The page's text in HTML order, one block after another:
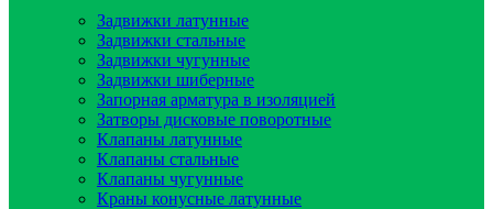
Задвижки латунные
Задвижки стальные
Задвижки чугунные
Задвижки шиберные
Запорная арматура в изоляцией
Затворы дисковые поворотные
Клапаны латунные
Клапаны стальные
Клапаны чугунные
Краны конусные латунные